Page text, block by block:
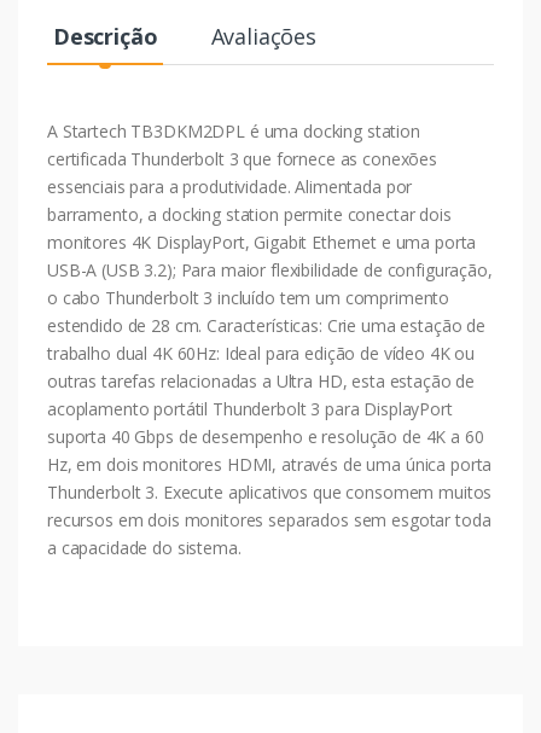
Descrição Avaliações
A Startech TB3DKM2DPL é uma docking station
certificada Thunderbolt 3 que fornece as conexões
essenciais para a produtividade. Alimentada por
barramento, a docking station permite conectar dois
monitores 4K DisplayPort, Gigabit Ethernet e uma porta
USB-A (USB 3.2); Para maior flexibilidade de configuração,
o cabo Thunderbolt 3 incluído tem um comprimento
estendido de 28 cm. Características: Crie uma estação de
trabalho dual 4K 60Hz: Ideal para edição de vídeo 4K ou
outras tarefas relacionadas a Ultra HD, esta estação de
acoplamento portátil Thunderbolt 3 para DisplayPort
suporta 40 Gbps de desempenho e resolução de 4K a 60
Hz, em dois monitores HDMI, através de uma única porta
Thunderbolt 3. Execute aplicativos que consomem muitos
recursos em dois monitores separados sem esgotar toda
a capacidade do sistema.